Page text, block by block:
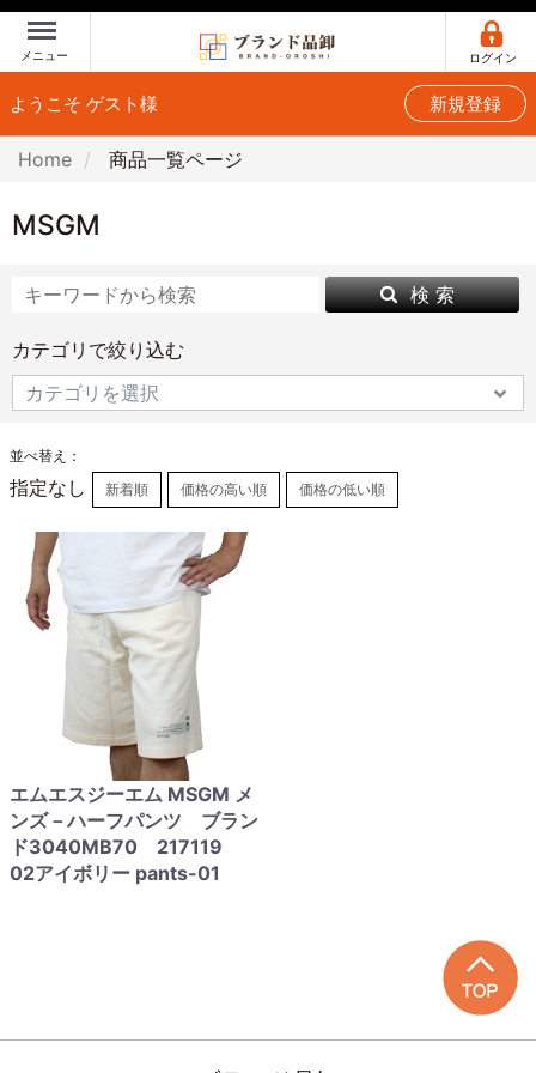
Menu
メニュー ログイン
ようこそ ゲスト様 新規登録
Home 商品一覧ページ
MSGM
検 索
カテゴリで絞り込む
並べ替え：
指定なし 新着順 価格の高い順 価格の低い順
エムエスジーエム MSGM メ
ンズ－ハーフパンツ ブラン
ド3040MB70 217119
02アイボリー pants-01